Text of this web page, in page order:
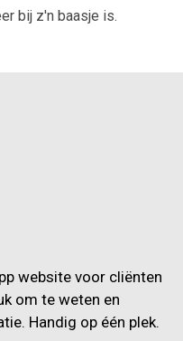
bij z'n baasje is.
website voor cliënten
om te weten en
Handig op één plek.